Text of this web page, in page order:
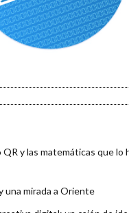
y las matemáticas que lo
una mirada a Oriente